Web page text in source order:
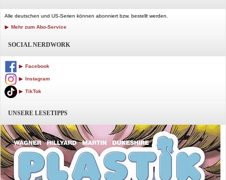
Alle deutschen und US-Serien können abonniert bzw. bestellt werden.
Mehr zum Abo-Service
SOCIAL NERDWORK
Facebook
Instagram
TikTok
UNSERE LESETIPPS